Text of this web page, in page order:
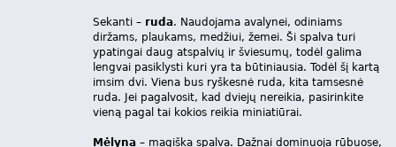
Sekanti – ruda. Naudojama avalynei, odiniams
diržams, plaukams, medžiui, žemei. Ši spalva turi
ypatingai daug atspalvių ir šviesumų, todėl galima
lengvai pasiklysti kuri yra ta būtiniausia. Todėl šį kartą
imsim dvi. Viena bus ryškesnė ruda, kita tamsesnė
ruda. Jei pagalvosit, kad dviejų nereikia, pasirinkite
vieną pagal tai kokios reikia miniatiūrai.
Mėlyna– magiška spalva. Dažnai dominuoja rūbuose,